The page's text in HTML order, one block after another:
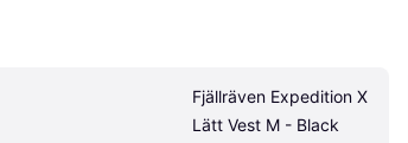
Fjällräven Expedition X
Lätt Vest M - Black